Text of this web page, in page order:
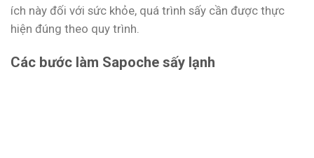
ích này đối với sức khỏe, quá trình sấy cần được thực
hiện đúng theo quy trình.
Các bước làm Sapoche sấy lạnh